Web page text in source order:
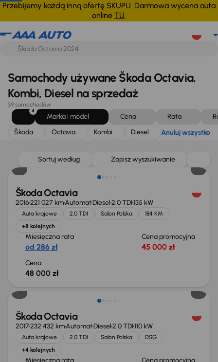
Przebijemy każdą inną ofertę SKUPU. Darmowa wycena auta
online TU.
Škoda Octavia Kombi Diesel Anuluj wszystko
Samochody używane Škoda Octavia,
Kombi, Diesel na sprzedaż
39 samochodów
4
Marka i model Cena Rata
Škoda
Octavia Kombi Diesel Anuluj wszystko
Sortuj według Zapisz wyszukiwanie
Škoda Octavia
2016221 027 kmAutomatDiesel2.0 TDI135 kW
Auta krajowe 2.0 TDI Salon Polska
184 KM
+8 kolejnych
Miesięczna rata
od 286 zł
Cena promocyjna
45 000 zł
Cena
48 000 zł
Taniej o 2 500 zł
Škoda Octavia
2017232 432 kmAutomatDiesel2.0 TDI110 kW
Auta krajowe 2.0 TDI Salon Polska
DSG
+4 kolejnych
Miesięczna rata Cena promocyjna